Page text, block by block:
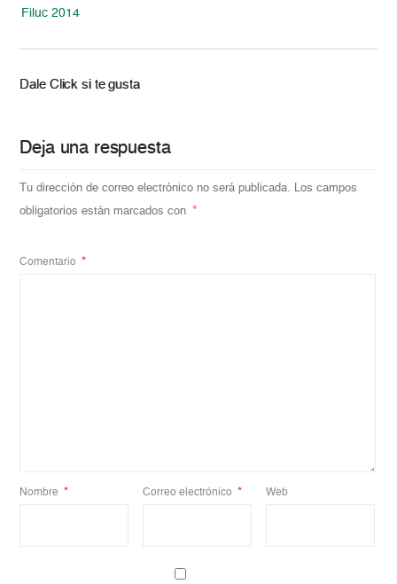
Filuc 2014
Dale Click si te gusta
Deja una respuesta
Tu dirección de correo electrónico no será publicada. Los campos
obligatorios están marcados con
*
Comentario *
Nombre * Correo electrónico * Web